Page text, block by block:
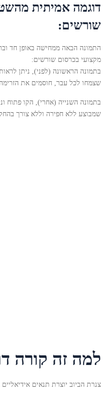
דוגמה אמיתית
שורשים:
התמונה הבאה ממחישה באופן חד
מקצועי בכרסום שורשים:
בתמונה הראשונה (לפני), ניתן
שצמחו לכל עבר, חוסמים את
בתמונה השנייה (אחרי), הקו פתוח
שמבוצע ללא חפירה וללא צורך
למה זה קורה
צנרת הביוב יוצרת תנאים